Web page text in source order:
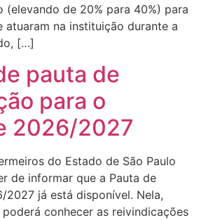
(elevando de 20% para 40%) para
atuaram na instituição durante a
[…]
pauta de
para o
2026/2027
do Estado de São Paulo
de informar que a Pauta de
2027 já está disponível. Nela,
conhecer as reivindicações